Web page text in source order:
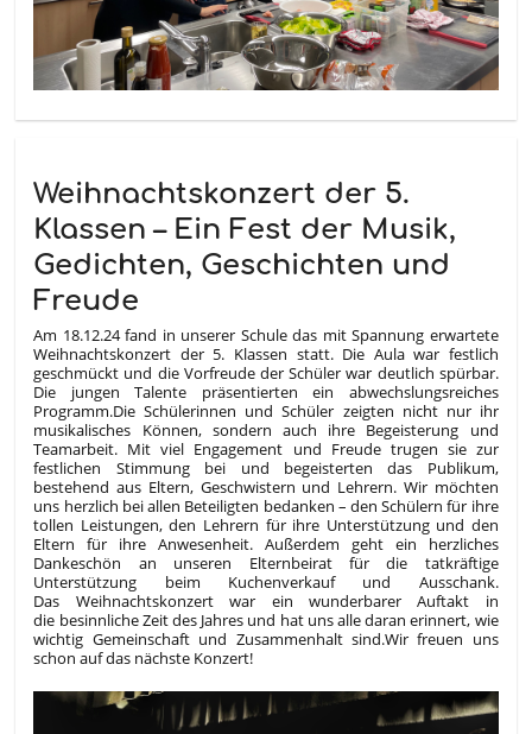
Weihnachtskonzert der 5.
Klassen – Ein Fest der Musik,
Gedichten, Geschichten und
Freude
Am 18.12.24 fand in unserer Schule das mit Spannung erwartete
Weihnachtskonzert der 5. Klassen statt. Die Aula war festlich
geschmückt und die Vorfreude der Schüler war deutlich spürbar.
Die jungen Talente präsentierten ein abwechslungsreiches
Programm.Die Schülerinnen und Schüler zeigten nicht nur ihr
musikalisches Können, sondern auch ihre Begeisterung und
Teamarbeit. Mit viel Engagement und Freude trugen sie zur
festlichen Stimmung bei und begeisterten das Publikum,
bestehend aus Eltern, Geschwistern und Lehrern. Wir möchten
uns herzlich bei allen Beteiligten bedanken – den Schülern für ihre
tollen Leistungen, den Lehrern für ihre Unterstützung und den
Eltern für ihre Anwesenheit. Außerdem geht ein herzliches
Dankeschön an unseren Elternbeirat für die tatkräftige
Unterstützung beim Kuchenverkauf und Ausschank.
Das Weihnachtskonzert war ein wunderbarer Auftakt in
die besinnliche Zeit des Jahres und hat uns alle daran erinnert, wie
wichtig Gemeinschaft und Zusammenhalt sind.Wir freuen uns
schon auf das nächste Konzert!